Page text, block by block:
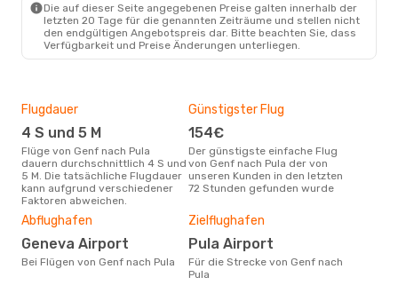
Die auf dieser Seite angegebenen Preise galten innerhalb der
letzten 20 Tage für die genannten Zeiträume und stellen nicht
den endgültigen Angebotspreis dar. Bitte beachten Sie, dass
Verfügbarkeit und Preise Änderungen unterliegen.
Flugdauer
4 S und 5 M
Flüge von Genf nach Pula
dauern durchschnittlich 4 S und
5 M. Die tatsächliche Flugdauer
kann aufgrund verschiedener
Faktoren abweichen.
Günstigster Flug
154€
Der günstigste einfache Flug
von Genf nach Pula der von
unseren Kunden in den letzten
72 Stunden gefunden wurde
Abflughafen
Geneva Airport
Bei Flügen von Genf nach Pula
Zielflughafen
Pula Airport
Für die Strecke von Genf nach
Pula